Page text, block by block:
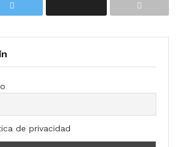
de privacidad